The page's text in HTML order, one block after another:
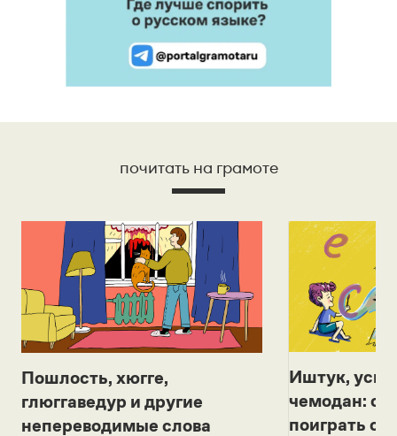
почитать на грамоте
Пошлость, хюгге,
глюггаведур и другие
непереводимые слова
Иштук,
чемодан:
поиграть с